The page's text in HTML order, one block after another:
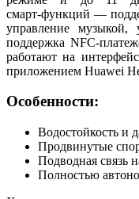
смарт‑функций —
управление музыкой,
поддержка
работают на
приложением Huawei
Особенности:
Водостойкость и
Продвинутые
Подводная связь
Полностью